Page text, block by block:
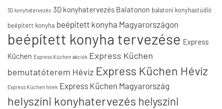
3D konyhatervezés 3D konyhatervezés Balatonon balatoni konyhastúdió
beépített konyha beépített konyha Magyarországon
beépített konyha tervezése Express
Küchen Express Küchen akciók Express Küchen
bemutatóterem Hévíz Express Küchen Hévíz
Express Küchen hírek Express Küchen Magyarország
helyszíni konyhatervezés helyszíni